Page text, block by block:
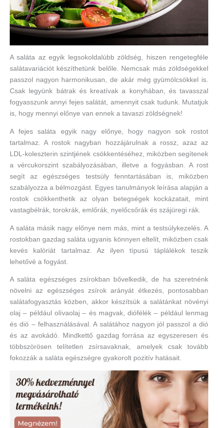
A saláta az egyik legsokoldalúbb zöldség, hiszen rengetegféle
salátavariációt készíthetünk belőle. Nemcsak más zöldségekkel
passzol nagyon harmonikusan, de akár még gyümölcsökkel is.
Csak legyünk bátrak és kreatívak a konyhában, és tavasszal
fogyasszunk annyi fejes salátát, amennyit csak tudunk. Mutatjuk
is, hogy mennyi előnye van ennek a tavaszi zöldségnek!
A fejes saláta egyik nagy előnye, hogy nagyon sok rostot
tartalmaz. A rostok nagyban hozzájárulnak a rossz, azaz az
LDL-koleszterin szintjének csökkentéséhez, miközben segítenek
a vércukorszint szabályozásában, illetve a fogyásban. A rost
segít az egészséges testsúly fenntartásában is, miközben
szabályozza a bélmozgást. Egyes tanulmányok leírása alapján a
rostok csökkenthetik az olyan betegségek kockázatait, mint
vastagbélrák, torokrák, emlőrák, nyelőcsőrák és szájüregi rák.
A saláta másik nagy előnye nem más, mint a testsúlykezelés. A
rostokban gazdag saláta ugyanis könnyen eltelít, miközben csak
kevés kalóriát tartalmaz. Az ilyen típusú táplálékok teszik
lehetővé a fogyást.
A saláta egészséges zsírokban bővelkedik, de ha szeretnénk
növelni az egészséges zsírok arányát étkezés, pontosabban
salátafogyasztás közben, akkor készítsük a salátánkat növényi
olaj – például olívaolaj – és magvak, diófélék – például lenmag
és dió – felhasználásával. A salátához nagyon jól passzol a dió
és az avokádó. Mindkettő gazdag forrása az egyszeresen és
többszörösen telítetlen zsírsavaknak, amelyek csak tovább
fokozzák a saláta egészségre gyakorolt pozitív hatásait.